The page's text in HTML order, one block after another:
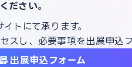
ださい。
トにて承ります。
スし、必要事項を出展申込
出展申込フォーム